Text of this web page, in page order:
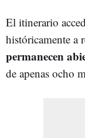
El itinerario
históricamente a
permanecen
de apenas ocho